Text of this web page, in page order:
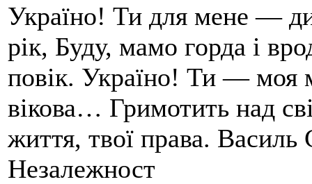
Україно! Ти для мене —
рік, Буду, мамо горда і
повік. Україно! Ти — моя
вікова… Гримотить над
життя, твої права.
Незалежност